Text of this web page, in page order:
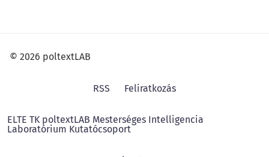
© 2026 poltextLAB
RSS Feliratkozás
ELTE TK poltextLAB Mesterséges Intelligencia
Laboratórium Kutatócsoport